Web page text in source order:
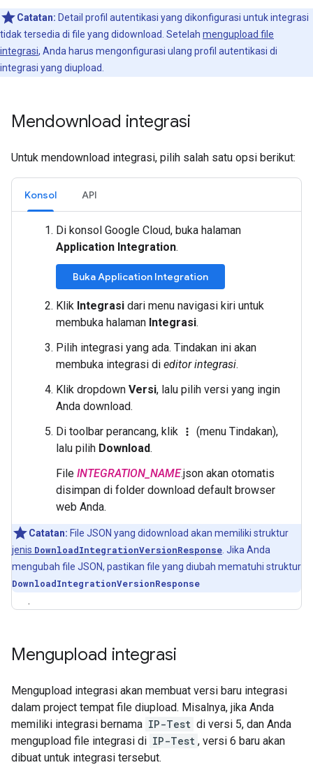
Catatan: Detail profil autentikasi yang dikonfigurasi untuk integrasi
tidak tersedia di file yang didownload. Setelah mengupload file
integrasi, Anda harus mengonfigurasi ulang profil autentikasi di
integrasi yang diupload.
Mendownload integrasi
Untuk mendownload integrasi, pilih salah satu opsi berikut:
Konsol API
Di konsol Google Cloud, buka halaman
Application Integration.
Buka Application Integration
Klik Integrasi dari menu navigasi kiri untuk
membuka halaman Integrasi.
Pilih integrasi yang ada. Tindakan ini akan
membuka integrasi di editor integrasi.
Klik dropdown Versi, lalu pilih versi yang ingin
Anda download.
Di toolbar perancang, klik
more_vert
(menu Tindakan),
lalu pilih Download.
File INTEGRATION_NAME.json akan otomatis
disimpan di folder download default browser
web Anda.
Catatan: File JSON yang didownload akan memiliki struktur
jenis DownloadIntegrationVersionResponse . Jika Anda
mengubah file JSON, pastikan file yang diubah mematuhi struktur
DownloadIntegrationVersionResponse
.
Mengupload integrasi
Mengupload integrasi akan membuat versi baru integrasi
dalam project tempat file diupload. Misalnya, jika Anda
memiliki integrasi bernama IP-Test di versi 5, dan Anda
mengupload file integrasi di IP-Test , versi 6 baru akan
dibuat untuk integrasi tersebut.